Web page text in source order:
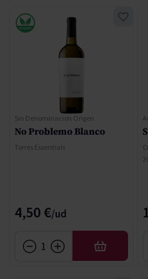
Sin Denominacion Origen
No Problemo Blanco
Torres Essentials
4,50 €
AÑADIR